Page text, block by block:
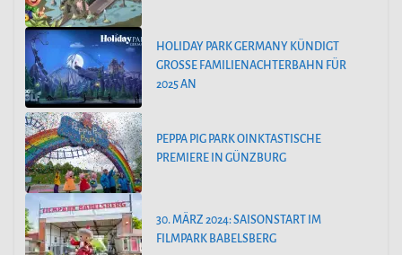
HOLIDAY PARK GERMANY KÜNDIGT
GROSSE FAMILIENACHTERBAHN FÜR 2
025 AN
PEPPA PIG PARK OINKTASTISCHE
PREMIERE IN GÜNZBURG
30. MÄRZ 2024: SAISONSTART IM
FILMPARK BABELSBERG